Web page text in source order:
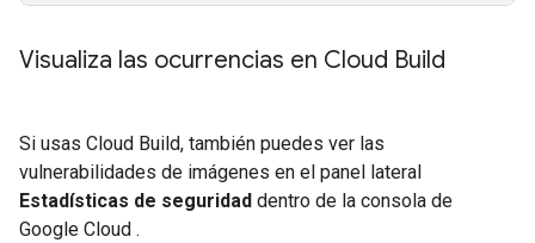
Visualiza las ocurrencias en Cloud Build
Si usas Cloud Build, también puedes ver las
vulnerabilidades de imágenes en el panel lateral
Estadísticas de seguridad dentro de la consola de
Google Cloud .